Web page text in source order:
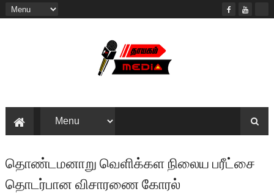
தொண்டமனாறு வெளிக்கள நிலைய பரீட்சை
தொடர்பான விசாரணை கோரல்